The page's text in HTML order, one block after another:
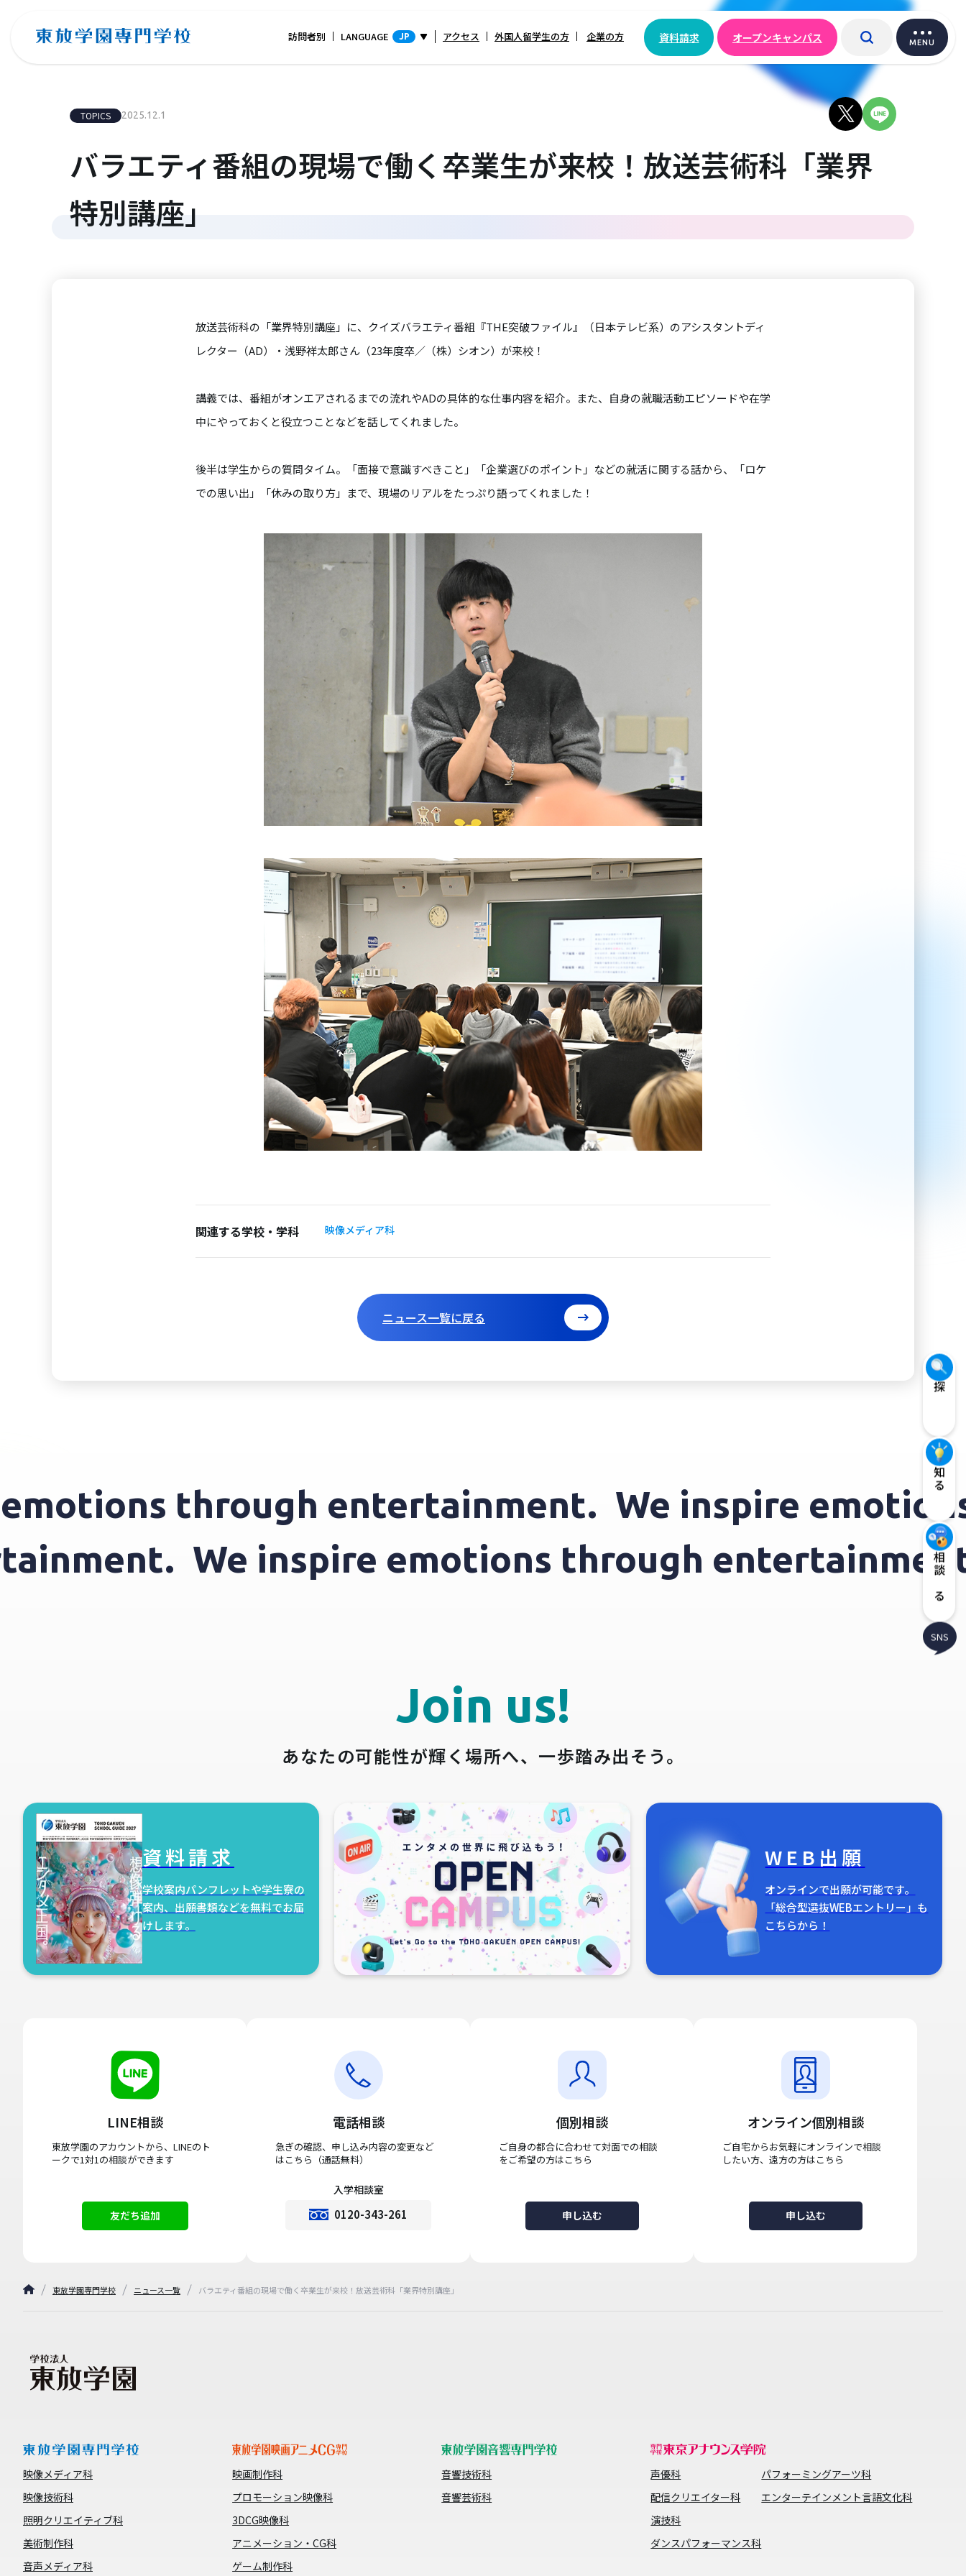
訪問者別 LANGUAGE JP アクセス 外国人留学生の方 企業の方 資料請求 オープンキャンパス MENU
TOPICS 2025.12.1
バラエティ番組の現場で働く卒業生が来校！放送芸術科「業界
特別講座」
放送芸術科の「業界特別講座」に、クイズバラエティ番組『THE突破ファイル』（日本テレビ系）のアシスタントディ
レクター（AD）・浅野祥太郎さん（23年度卒／（株）シオン）が来校！
講義では、番組がオンエアされるまでの流れやADの具体的な仕事内容を紹介。また、自身の就職活動エピソードや在学
中にやっておくと役立つことなどを話してくれました。
後半は学生からの質問タイム。「面接で意識すべきこと」「企業選びのポイント」などの就活に関する話から、「ロケ
での思い出」「休みの取り方」まで、現場のリアルをたっぷり語ってくれました！
関連する学校・学科 映像メディア科
ニュース一覧に戻る
through entertainment. We inspire emotions
We inspire emotions through
Join us!
あなたの可能性が輝く場所へ、 一歩踏み出そう。
資料請求
学校案内パンフレットや学生寮の
案内、出願書類などを無料でお届
けします。
WEB出願
オンラインで出願が可能です。
「総合型選抜WEBエントリー」も
こちらから！
LINE相談
東放学園のアカウントから、LINEのト
ークで1対1の相談ができます
友だち追加
電話相談
急ぎの確認、申し込み内容の変更など
はこちら（通話無料）
入学相談室
0120-343-261
個別相談
ご自身の都合に合わせて対面での相談
をご希望の方はこちら
申し込む
オンライン個別相談
ご自宅からお気軽にオンラインで相談
したい方、遠方の方はこちら
申し込む
東放学園専門学校 ニュース一覧 バラエティ番組の現場で働く卒業生が来校！放送芸術科「業界特別講座」
映像メディア科
映像技術科
照明クリエイティブ科
美術制作科
音声メディア科
映画制作科
プロモーション映像科
3DCG映像科
アニメーション・CG科
ゲーム制作科
音響技術科
音響芸術科
声優科
配信クリエイター科
演技科
ダンスパフォーマンス科
パフォーミングアーツ科
エンターテインメント言語文化科
探す
知る
相談する
SNS